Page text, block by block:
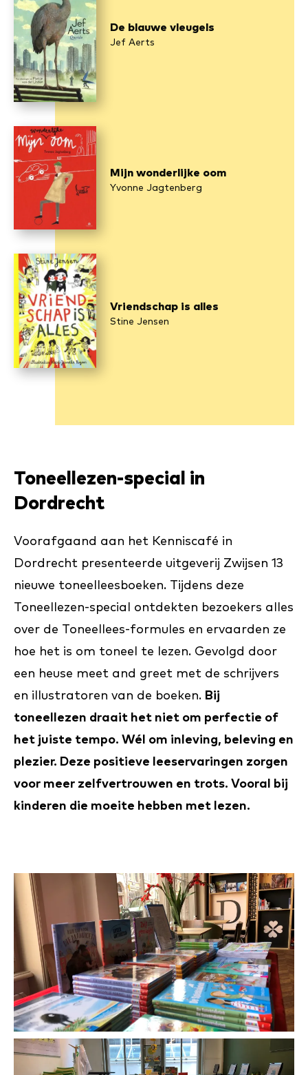
De blauwe vleugels
Jef Aerts
Mijn wonderlijke oom
Yvonne Jagtenberg
Vriendschap is alles
Stine Jensen
Toneellezen-special in
Dordrecht
Voorafgaand aan het Kenniscafé in
Dordrecht presenteerde uitgeverij Zwijsen 13
nieuwe toneelleesboeken. Tijdens deze
Toneellezen-special ontdekten bezoekers alles
over de Toneellees-formules en ervaarden ze
hoe het is om toneel te lezen. Gevolgd door
een heuse meet and greet met de schrijvers
en illustratoren van de boeken. Bij
toneellezen draait het niet om perfectie of
het juiste tempo. Wél om inleving, beleving en
plezier. Deze positieve leeservaringen zorgen
voor meer zelfvertrouwen en trots. Vooral bij
kinderen die moeite hebben met lezen.